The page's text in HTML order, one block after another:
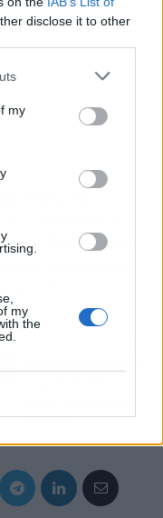
disclose it to other
my
my
the
Eva Navarro
(Manchester
UD).